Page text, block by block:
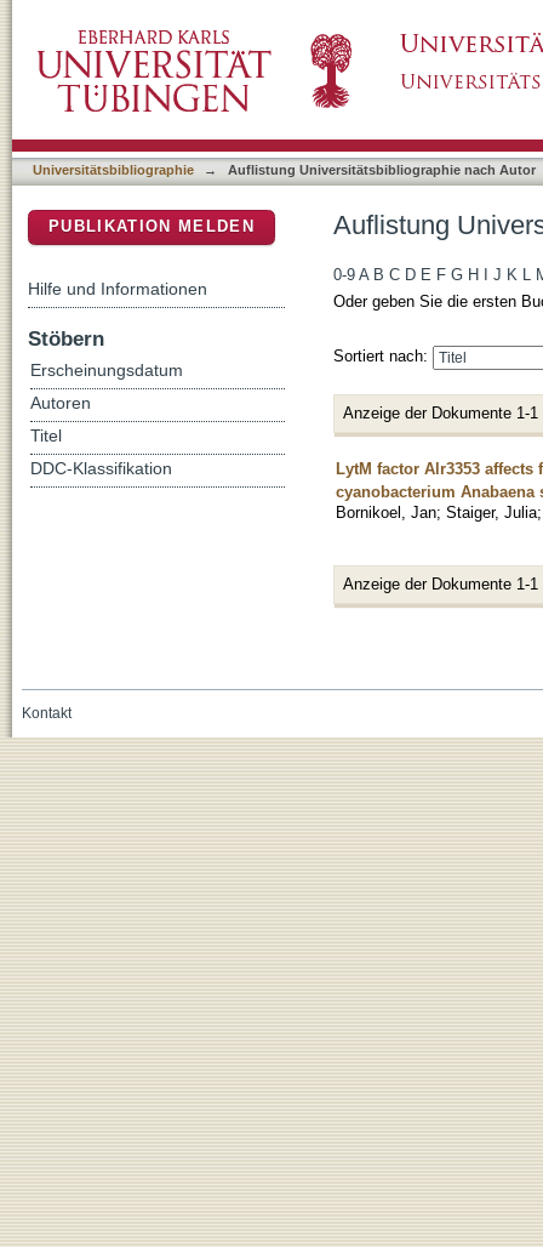
Universitätsbibliographie → Auflistung Universitätsbibliographie nach Autor
Auflistung
0-9 A B C D E F G H J K L
Oder geben Sie die ersten
Sortiert nach:
Anzeige der Dokumente 1-1
LytM factor Alr3353
cyanobacterium Anabaena
Bornikoel, Jan; Staiger, Julia
Anzeige der Dokumente 1-1
PUBLIKATION MELDEN
Hilfe und Informationen
Stöbern
Erscheinungsdatum
Autoren
Titel
DDC-Klassifikation
Kontakt